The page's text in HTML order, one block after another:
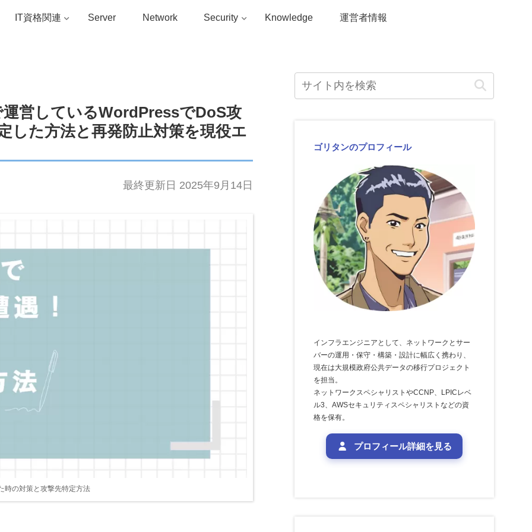
IT資格関連 Server Network Security Knowledge 運営者情報
営しているWordPressでDoS攻
した方法と再発防止対策を現役エ
最終更新日 2025年9月14日
時の対策と攻撃先特定方法
ゴリタンのプロフィール
インフラエンジニアとして、ネットワークとサー
バーの運用・保守・構築・設計に幅広く携わり、
現在は大規模政府公共データの移行プロジェクト
を担当。
ネットワークスペシャリストやCCNP、LPICレベ
ル3、AWSセキュリティスペシャリストなどの資
格を保有。
プロフィール詳細を見る